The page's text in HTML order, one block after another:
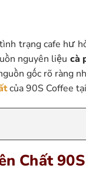
trạng cafe hư
nguyên liệu cà
gốc rõ ràng
của 90S Coffee
Chất